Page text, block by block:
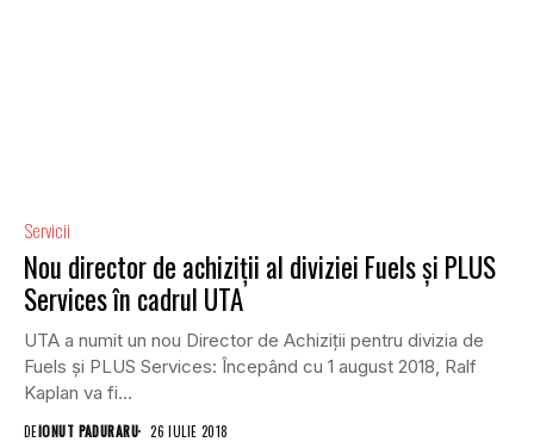
Servicii
Nou director de achiziții al diviziei Fuels și PLUS
Services în cadrul UTA
UTA a numit un nou Director de Achiziții pentru divizia de
Fuels și PLUS Services: Începând cu 1 august 2018, Ralf
Kaplan va fi...
DEIONUT PADURARU 26 IULIE 2018